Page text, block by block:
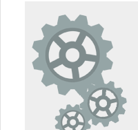
6513 руб.
Поликлиновый Ремень
01182363